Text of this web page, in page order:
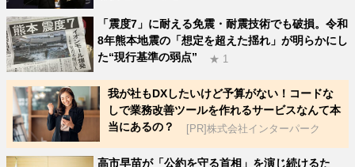
「震度7」に耐える免震・耐震技術でも破損。令和
8年熊本地震の「想定を超えた揺れ」が明らかにし
た“現行基準の弱点”
★ 1
我が社もDXしたいけど予算がない！コードな
しで業務改善ツールを作れるサービスなんて本
当にあるの？
[PR]株式会社インターパーク
高市早苗が「公約を守る首相」を演じ続けるた